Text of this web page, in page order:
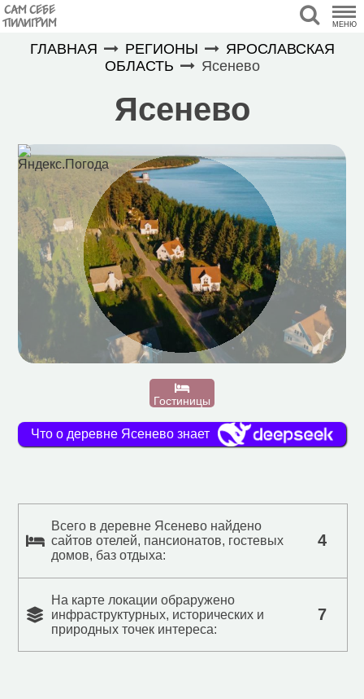
САМ СЕБЕ
ПИЛИГРИМ МЕНЮ
ГЛАВНАЯ РЕГИОНЫ
ЯРОСЛАВСКАЯ
ОБЛАСТЬ
Ясенево
Ясенево
Гостиницы
Что о деревне Ясенево знает
Всего в деревне Ясенево найдено
сайтов отелей, пансионатов, гостевых
домов, баз отдыха:
4
На карте локации обраружено
инфраструктурных, исторических и
природных точек интереса:
7